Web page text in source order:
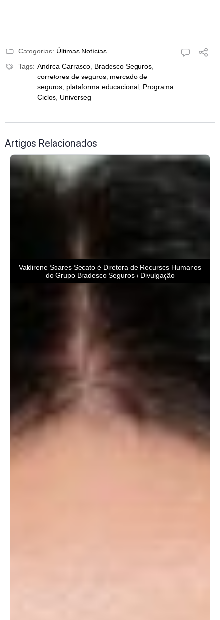
Categorias: Últimas Notícias
Tags: Andrea Carrasco, Bradesco Seguros,
corretores de seguros, mercado de
seguros, plataforma educacional, Programa
Ciclos, Universeg
Artigos Relacionados
Valdirene Soares Secato é Diretora de Recursos Humanos
do Grupo Bradesco Seguros / Divulgação